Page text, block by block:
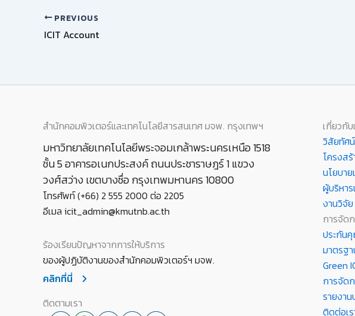
PREVIOUS
ICIT Account
สำนักคอมพิวเตอร์และเทคโนโลยีสารสนเทศ มจพ. กรุงเทพฯ
มหาวิทยาลัยเทคโนโลยีพระจอมเกล้าพระนครเหนือ 1518
ชั้น 5 อาคารอเนกประสงค์ ถนนประชาราษฎร์ 1 แขวง
วงศ์สว่าง เขตบางซื่อ กรุงเทพมหานคร 10800
โทรศัพท์ (+66) 2 555 2000 ต่อ 2205
อีเมล icit_admin@kmutnb.ac.th
ร้องเรียนปัญหาจากการให้บริการ
ของผู้ปฏิบัติงานของสำนักคอมพิวเตอร์ฯ มจพ.
คลิกที่นี่
ติดตามเรา
เกี่ยวกับ
วิสัยทัศ
โครงส
นโยบา
ผู้บริหา
งานวิจัย
การจัด
ประกัน
มาตรฐ
Green
การจัด
รายงาน
ติดต่อเร